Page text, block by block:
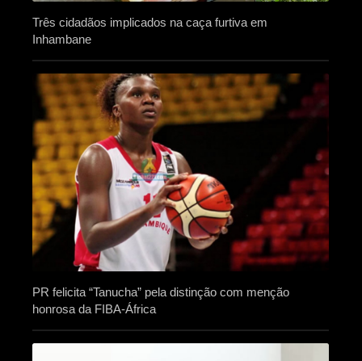
Três cidadãos implicados na caça furtiva em
Inhambane
PR felicita “Tanucha” pela distinção com menção
honrosa da FIBA-África